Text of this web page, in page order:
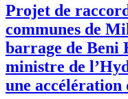
Projet de
communes de
barrage de Beni
ministre de
une accélération